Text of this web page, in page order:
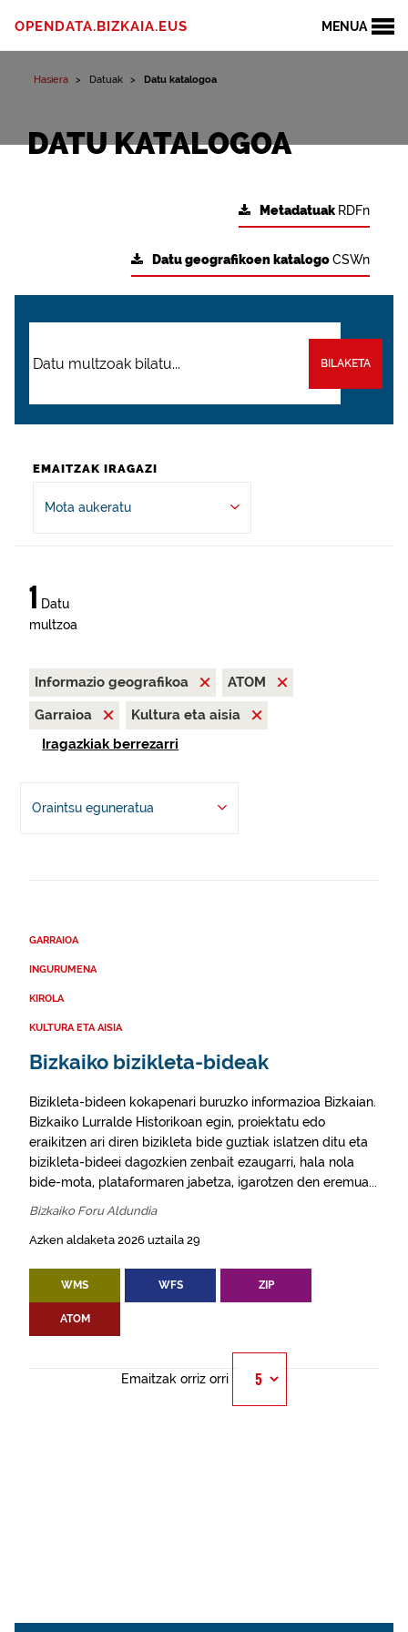
MENUA
OPENDATA.BIZKAIA.EUS
Hasiera Datuak Datu katalogoa
DATU KATALOGOA
Metadatuak RDFn
Datu geografikoen katalogoCSWn
BILAKETA
EMAITZAK IRAGAZI
Mota aukeratu
1 Datu
multzoa
Informazio geografikoa
ATOM
Garraioa
Kultura eta aisia
Iragazkiak berrezarri
Oraintsu eguneratua
GARRAIOA
INGURUMENA
KIROLA
KULTURA ETA AISIA
Bizkaiko bizikleta-bideak
Bizikleta-bideen kokapenari buruzko informazioa Bizkaian.
Bizkaiko Lurralde Historikoan egin, proiektatu edo
eraikitzen ari diren bizikleta bide guztiak islatzen ditu eta
bizikleta-bideei dagozkien zenbait ezaugarri, hala nola
bide-mota, plataformaren jabetza, igarotzen den eremua...
Bizkaiko Foru Aldundia
Azken aldaketa 2026 uztaila 29
WMS WFS ZIP
ATOM
Emaitzak orriz orri